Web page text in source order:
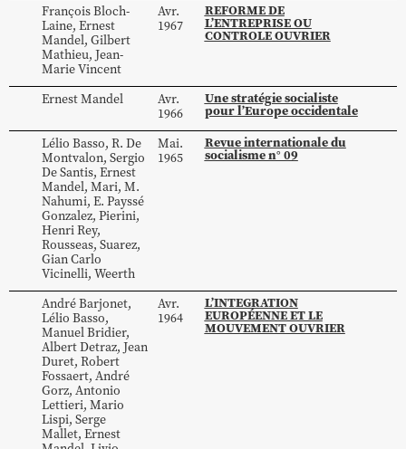
FrançoisBloch-
Laine, Ernest
Mandel, Gilbert
Mathieu, Jean-
MarieVincent
Avr.
1967
REFORME DE
L’ENTREPRISE OU
CONTROLE OUVRIER
ErnestMandel
Avr.
1966
Une stratégie socialiste
pour l’Europe occidentale
Lélio Basso, R. De
Montvalon, Sergio
De Santis, Ernest
Mandel, Mari, M.
Nahumi, E. Payssé
Gonzalez, Pierini,
HenriRey,
Rousseas, Suarez,
Gian Carlo
Vicinelli, Weerth
Mai.
1965
Revue internationale du
socialisme n° 09
AndréBarjonet,
Lélio Basso,
ManuelBridier,
AlbertDetraz, Jean
Duret, Robert
Fossaert, André
Gorz, Antonio
Lettieri, Mario
Lispi, Serge
Mallet, Ernest
Avr.
1964
L’INTEGRATION
EUROPÉENNE ET LE
MOUVEMENT OUVRIER